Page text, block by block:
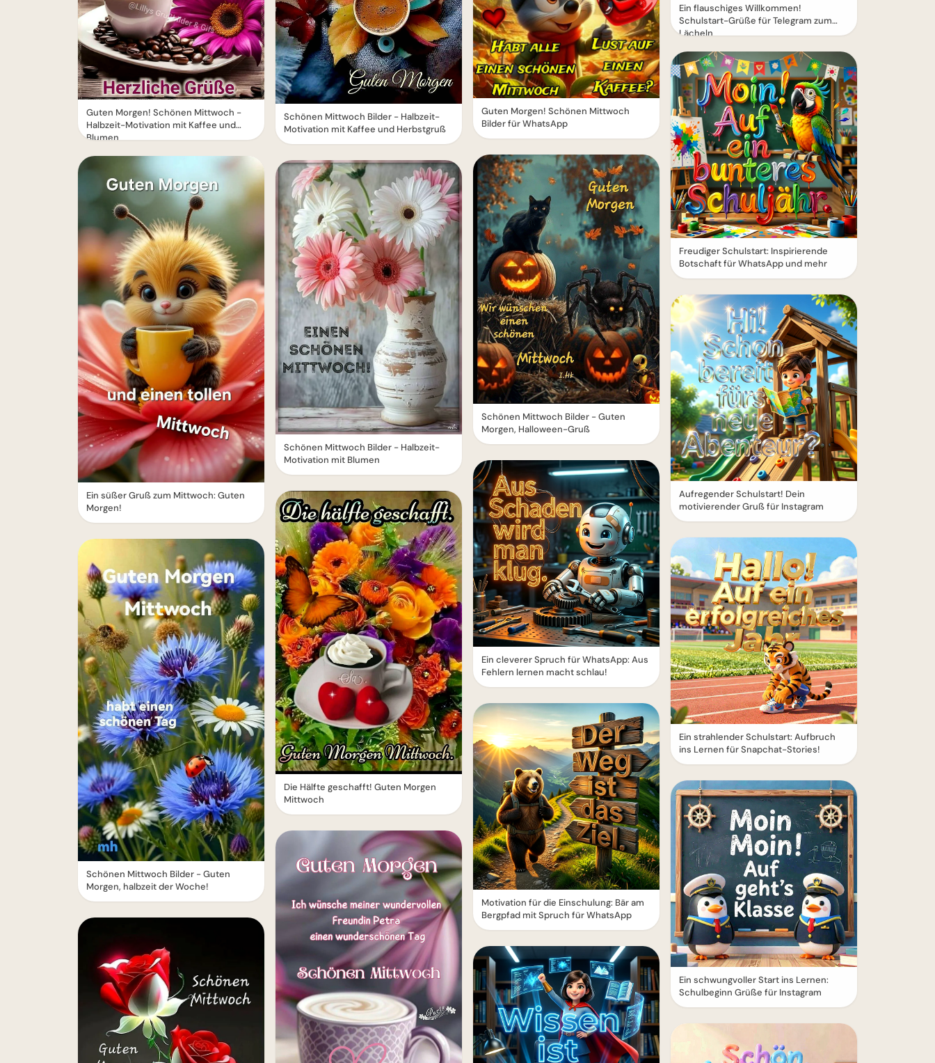
Guten Morgen! Schönen Mittwoch -
Halbzeit-Motivation mit Kaffee und
Blumen
Ein süßer Gruß zum Mittwoch: Guten
Morgen!
Schönen Mittwoch Bilder - Guten
Morgen, halbzeit der Woche!
Schönen Mittwoch Bilder - Halbzeit-
Motivation mit Kaffee und Herbstgruß
Schönen Mittwoch Bilder - Halbzeit-
Motivation mit Blumen
Die Hälfte geschafft! Guten Morgen
Mittwoch
Guten Morgen! Schönen Mittwoch
Bilder für WhatsApp
Schönen Mittwoch Bilder - Guten
Morgen, Halloween-Gruß
Ein cleverer Spruch für WhatsApp: Aus
Fehlern lernen macht schlau!
Motivation für die Einschulung: Bär am
Bergpfad mit Spruch für WhatsApp
Ein flauschiges Willkommen!
Schulstart-Grüße für Telegram zum
Lächeln
Freudiger Schulstart: Inspirierende
Botschaft für WhatsApp und mehr
Aufregender Schulstart! Dein
motivierender Gruß für Instagram
Ein strahlender Schulstart: Aufbruch
ins Lernen für Snapchat-Stories!
Ein schwungvoller Start ins Lernen:
Schulbeginn Grüße für Instagram